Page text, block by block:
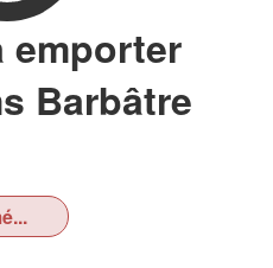
emporter
Barbâtre